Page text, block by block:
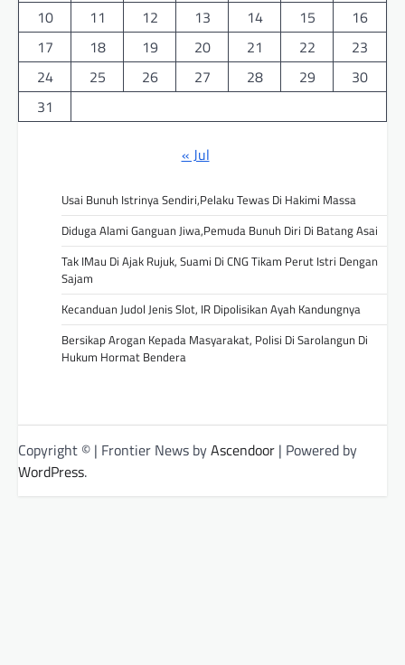
10
11 12 13 14 15
16
17
18 19 20 21 22
23
24
25 26 27 28 29
30
31
« Jul
Usai Bunuh Istrinya Sendiri,Pelaku Tewas Di Hakimi Massa
Diduga Alami Ganguan Jiwa,Pemuda Bunuh Diri Di Batang Asai
Tak IMau Di Ajak Rujuk, Suami Di CNG Tikam Perut Istri Dengan
Sajam
Kecanduan Judol Jenis Slot, IR Dipolisikan Ayah Kandungnya
Bersikap Arogan Kepada Masyarakat, Polisi Di Sarolangun Di
Hukum Hormat Bendera
Copyright © | Frontier News byAscendoor | Powered by
WordPress.